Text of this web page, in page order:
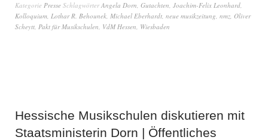
Kategorie Presse SchlagwörterAngela Dorn, Gutachten, Joachim-Felix Leonhard,
Kolloquium, Lothar R. Behounek, Michael Eberhardt, neue musikzeitung, nmz, Oliver
Scheytt, Pakt für Musikschulen, VdM Hessen, Wiesbaden
Hessische Musikschulen diskutieren mit
Staatsministerin Dorn | Öffentliches